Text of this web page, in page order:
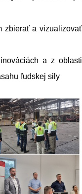
zbierať a vizualizovať
a z oblasti
ľudskej sily